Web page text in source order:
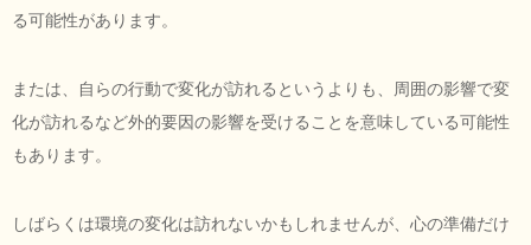
る可能性があります。
または、自らの行動で変化が訪れるというよりも、周囲の影響で変
化が訪れるなど外的要因の影響を受けることを意味している可能性
もあります。
しばらくは環境の変化は訪れないかもしれませんが、心の準備だけ